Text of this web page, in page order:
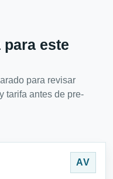
este
para revisar
tarifa antes de pre-
AV